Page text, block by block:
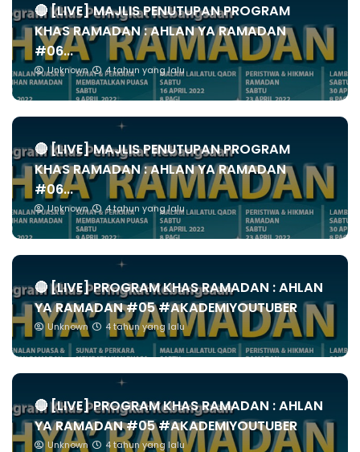
🔴 [LIVE] MAJLIS PENUTUPAN PROGRAM
KHAS RAMADAN : AHLAN YA RAMADAN
#06...
Unknown 4 tahun yang lalu
🔴 [LIVE] MAJLIS PENUTUPAN PROGRAM
KHAS RAMADAN : AHLAN YA RAMADAN
#06...
Unknown 4 tahun yang lalu
🔴 [LIVE] PROGRAM KHAS RAMADAN : AHLAN
YA RAMADAN #05 #AKADEMIYOUTUBER
Unknown 4 tahun yang lalu
🔴 [LIVE] PROGRAM KHAS RAMADAN : AHLAN
YA RAMADAN #05 #AKADEMIYOUTUBER
Unknown 4 tahun yang lalu